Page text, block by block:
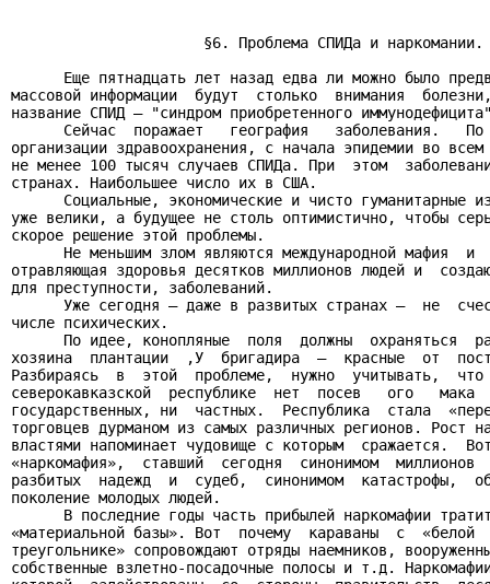
                      §6. Проблема СПИДа и наркомании.
Еще пятнадцать лет назад едва ли можно было
массовой информации  будут  столько  внимания
название СПИД – "синдром приобретенного
Сейчас  поражает   география   заболевания.
организации здравоохранения, с начала эпидемии во
не менее 100 тысяч случаев СПИДа. При  этом
странах. Наибольшее число их в США.
Социальные, экономические и чисто гуманитарные
уже велики, а будущее не столь оптимистично, чтобы
скорое решение этой проблемы.
Не меньшим злом являются международной мафия  и
отравляющая здоровья десятков миллионов людей и
для преступности, заболеваний.
Уже сегодня – даже в развитых странах –  не
числе психических.
По идее, конопляные  поля  должны  охраняться
хозяина  плантации  ,У  бригадира  –  красные  от
Разбираясь  в  этой  проблеме,  нужно  учитывать,
северокавказской  республике  нет  посев   ого
государственных, ни  частных.  Республика  стала
торговцев дурманом из самых различных регионов. Рост
властями напоминает чудовище с которым  сражается.
«наркомафия»,  ставший  сегодня  синонимом  миллионов
разбитых  надежд  и  судеб,  синонимом  катастрофы,
поколение молодых людей.
В последние годы часть прибылей наркомафии
«материальной базы». Вот  почему  караваны  с  «белой
треугольнике» сопровождают отряды наемников,
собственные взлетно-посадочные полосы и т.д.